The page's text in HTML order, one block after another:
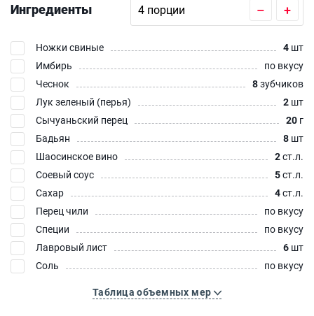
Ингредиенты – +
Ножки свиные 4 шт
Имбирь
по вкусу
Чеснок
8зубчиков
Лук зеленый (перья)
2 шт
Сычуаньский перец
20 г
Бадьян
8 шт
Шаосинское вино
2ст.л.
Соевый соус
5ст.л.
Сахар
4ст.л.
Перец чили
по вкусу
Специи
по вкусу
Лавровый лист
6 шт
Соль
по вкусу
Таблица объемных мер